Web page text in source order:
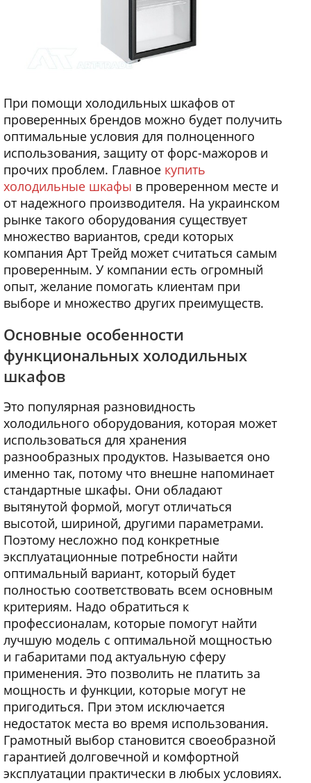
При помощи холодильных шкафов от
проверенных брендов можно будет получить
оптимальные условия для полноценного
использования, защиту от форс-мажоров и
прочих проблем. Главное купить
холодильные шкафы в проверенном месте и
от надежного производителя. На украинском
рынке такого оборудования существует
множество вариантов, среди которых
компания Арт Трейд может считаться самым
проверенным. У компании есть огромный
опыт, желание помогать клиентам при
выборе и множество других преимуществ.
Основные особенности
функциональных холодильных
шкафов
Это популярная разновидность
холодильного оборудования, которая может
использоваться для хранения
разнообразных продуктов. Называется оно
именно так, потому что внешне напоминает
стандартные шкафы. Они обладают
вытянутой формой, могут отличаться
высотой, шириной, другими параметрами.
Поэтому несложно под конкретные
эксплуатационные потребности найти
оптимальный вариант, который будет
полностью соответствовать всем основным
критериям. Надо обратиться к
профессионалам, которые помогут найти
лучшую модель с оптимальной мощностью
и габаритами под актуальную сферу
применения. Это позволить не платить за
мощность и функции, которые могут не
пригодиться. При этом исключается
недостаток места во время использования.
Грамотный выбор становится своеобразной
гарантией долговечной и комфортной
эксплуатации практически в любых условиях.